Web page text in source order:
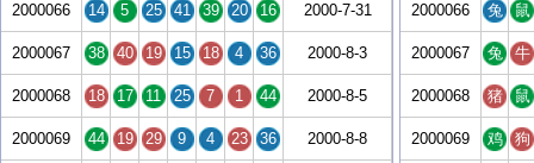
2000066 14 5 25 41 39 20 16 2000-7-31
2000067 38 40 19 15 18 4 36 2000-8-3
2000068 18 17 11 25 7 1 44 2000-8-5
2000069 44 19 29 9 4 23 36 2000-8-8
2000066 兔 鼠
2000067 兔 牛
2000068 猪 鼠
2000069 鸡 狗